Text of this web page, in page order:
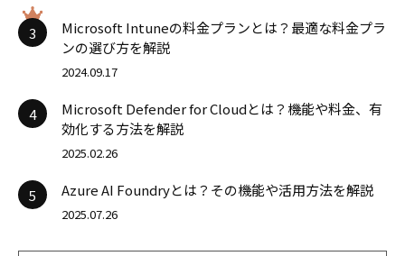
3
Microsoft Intuneの料金プランとは？最適な料金プラ
ンの選び方を解説
2024.09.17
4
Microsoft Defender for Cloudとは？機能や料金、有
効化する方法を解説
2025.02.26
5 Azure AI Foundryとは？その機能や活用方法を解説
2025.07.26